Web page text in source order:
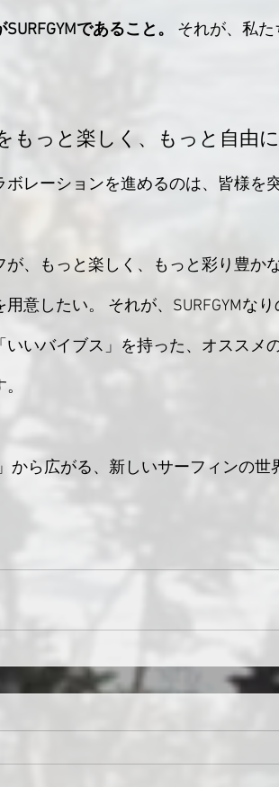
であること。 それが、私
もっと楽しく、もっと自由に
レーションを進めるのは、皆様を
が、もっと楽しく、もっと彩り豊か
意したい。 それが、SURFGYMなり
いいバイブス」を持った、オススメ
から広がる、新しいサーフィンの